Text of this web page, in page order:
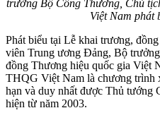
trưởng Bộ Công Thương, Chủ
Việt Nam phát
Phát biểu tại Lễ khai trương,
viên Trung ương Đảng, Bộ
đồng Thương hiệu quốc gia Việt
THQG Việt Nam là chương trình
hạn và duy nhất được Thủ tướng
hiện từ năm 2003.